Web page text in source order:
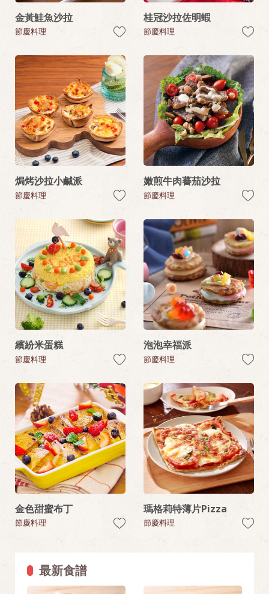
金黃鮭魚沙拉
節慶料理
桂冠沙拉佐明蝦
節慶料理
焗烤沙拉小鹹派
節慶料理
嫩煎牛肉蕃茄沙拉
節慶料理
繽紛米蛋糕
節慶料理
泡泡幸福派
節慶料理
金色甜蜜布丁
節慶料理
瑪格莉特薄片Pizza
節慶料理
最新食譜